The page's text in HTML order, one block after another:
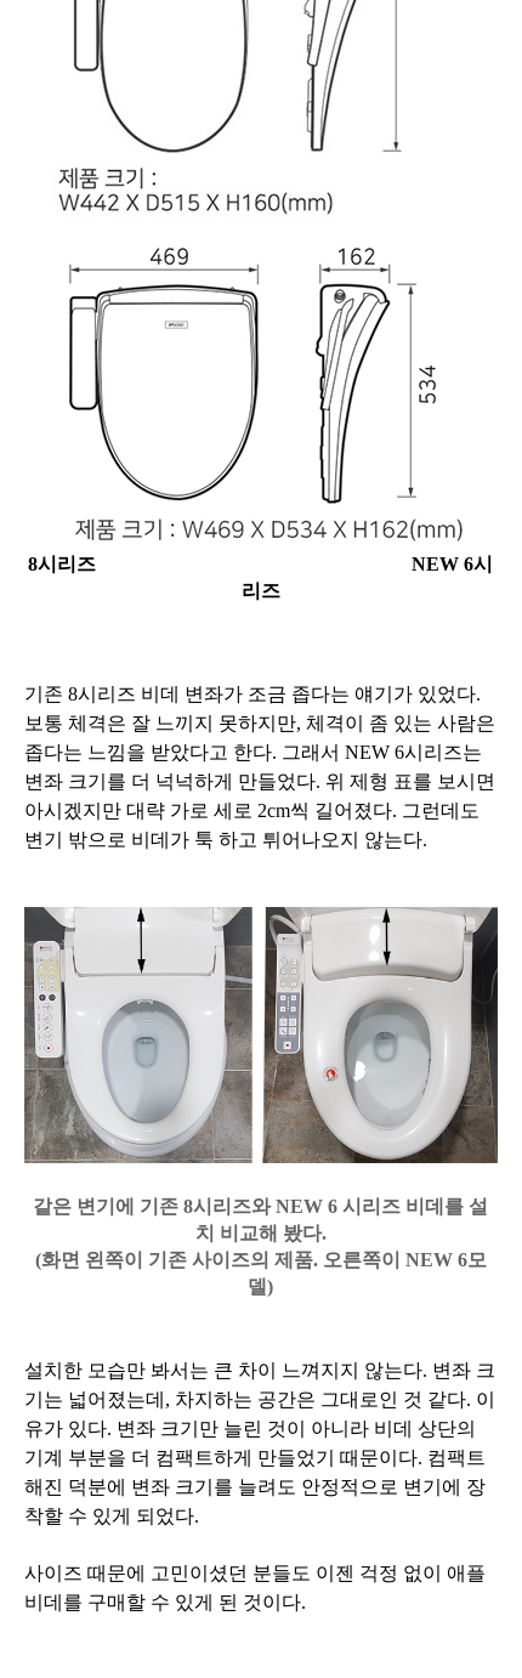
8시리즈 NEW 6시
리즈
기존 8시리즈 비데 변좌가 조금 좁다는 얘기가 있었다.
보통 체격은 잘 느끼지 못하지만, 체격이 좀 있는 사람은
좁다는 느낌을 받았다고 한다. 그래서 NEW 6시리즈는
변좌 크기를 더 넉넉하게 만들었다. 위 제형 표를 보시면
아시겠지만 대략 가로 세로 2cm씩 길어졌다. 그런데도
변기 밖으로 비데가 툭 하고 튀어나오지 않는다.
같은 변기에 기존 8시리즈와 NEW 6 시리즈 비데를 설
치 비교해 봤다.
(화면 왼쪽이 기존 사이즈의 제품. 오른쪽이 NEW 6모
델)
설치한 모습만 봐서는 큰 차이 느껴지지 않는다. 변좌 크
기는 넓어졌는데, 차지하는 공간은 그대로인 것 같다. 이
유가 있다. 변좌 크기만 늘린 것이 아니라 비데 상단의
기계 부분을 더 컴팩트하게 만들었기 때문이다. 컴팩트
해진 덕분에 변좌 크기를 늘려도 안정적으로 변기에 장
착할 수 있게 되었다.
사이즈 때문에 고민이셨던 분들도 이젠 걱정 없이 애플
비데를 구매할 수 있게 된 것이다.